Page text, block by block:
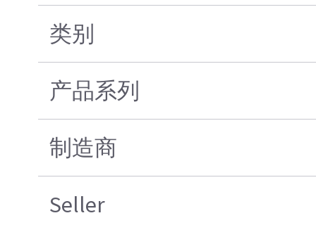
类别
产品系列
制造商
Seller